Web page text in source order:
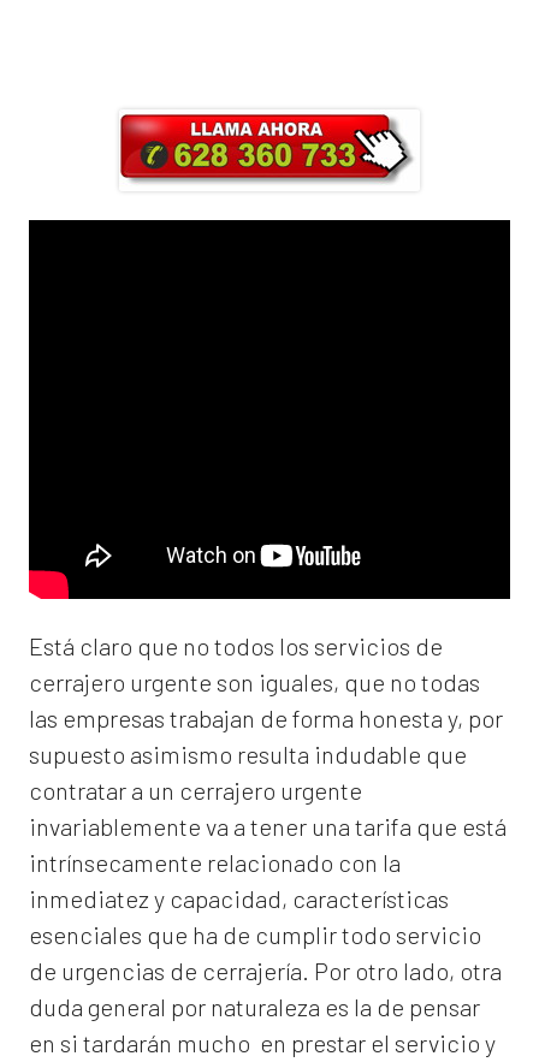
Está claro que no todos los servicios de
cerrajero urgente son iguales, que no todas
las empresas trabajan de forma honesta y, por
supuesto asimismo resulta indudable que
contratar a un cerrajero urgente
invariablemente va a tener una tarifa que está
intrínsecamente relacionado con la
inmediatez y capacidad, características
esenciales que ha de cumplir todo servicio
de urgencias de cerrajería. Por otro lado, otra
duda general por naturaleza es la de pensar
en si tardarán mucho en prestar el servicio y